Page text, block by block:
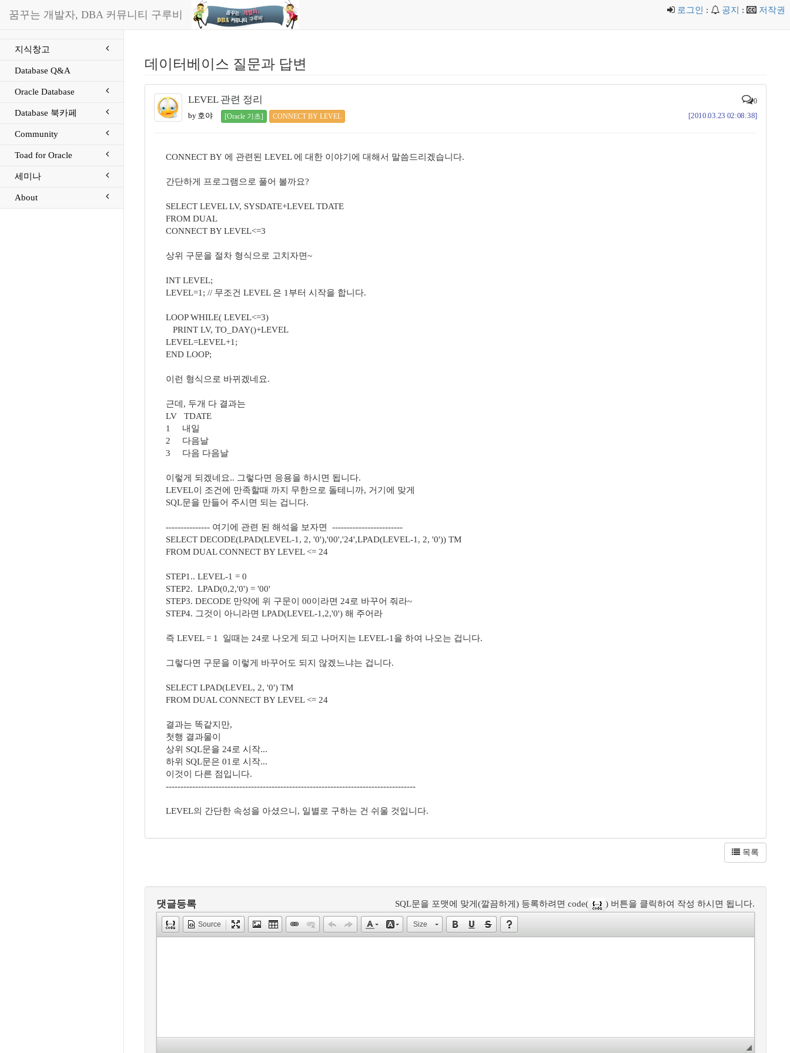
꿈꾸는 개발자, DBA 커뮤니티 구루비 로그인 : 공지 : 저작권
지식창고
Database Q&A
Oracle Database
Database 북카페
Community
Toad for Oracle
세미나
About
데이터베이스 질문과 답변
LEVEL 관련 정리 0
by 호야 [Oracle 기초] CONNECT BY LEVEL [2010.03.23 02:08:38]
CONNECT BY 에 관련된 LEVEL 에 대한 이야기에 대해서 말씀드리겠습니다.
간단하게 프로그램으로 풀어 볼까요?
SELECT LEVEL LV, SYSDATE+LEVEL TDATE
FROM DUAL
CONNECT BY LEVEL<=3
상위 구문을 절차 형식으로 고치자면~
INT LEVEL;
LEVEL=1; // 무조건 LEVEL 은 1부터 시작을 합니다.
LOOP WHILE( LEVEL<=3)
PRINT LV, TO_DAY()+LEVEL
LEVEL=LEVEL+1;
END LOOP;
이런 형식으로 바뀌겠네요.
근데, 두개 다 결과는
LV TDATE
1 내일
2 다음날
3 다음 다음날
이렇게 되겠네요.. 그렇다면 응용을 하시면 됩니다.
LEVEL이 조건에 만족할때 까지 무한으로 돌테니까, 거기에 맞게
SQL문을 만들어 주시면 되는 겁니다.
--------------- 여기에 관련 된 해석을 보자면 ------------------------
SELECT DECODE(LPAD(LEVEL-1, 2, '0'),'00','24',LPAD(LEVEL-1, 2, '0')) TM
FROM DUAL CONNECT BY LEVEL <= 24
STEP1.. LEVEL-1 = 0
STEP2. LPAD(0,2,'0') = '00'
STEP3. DECODE 만약에 위 구문이 00이라면 24로 바꾸어 줘라~
STEP4. 그것이 아니라면 LPAD(LEVEL-1,2,'0') 해 주어라
즉 LEVEL = 1 일때는 24로 나오게 되고 나머지는 LEVEL-1을 하여 나오는 겁니다.
그렇다면 구문을 이렇게 바꾸어도 되지 않겠느냐는 겁니다.
SELECT LPAD(LEVEL, 2, '0') TM
FROM DUAL CONNECT BY LEVEL <= 24
결과는 똑같지만,
첫행 결과물이
상위 SQL문을 24로 시작...
하위 SQL문은 01로 시작...
이것이 다른 점입니다.
-------------------------------------------------------------------------------------
LEVEL의 간단한 속성을 아셨으니, 일별로 구하는 건 쉬울 것입니다.
목록
댓글등록 SQL문을 포맷에 맞게(깔끔하게) 등록하려면 code( ) 버튼을 클릭하여 작성 하시면 됩니다.
Source Size